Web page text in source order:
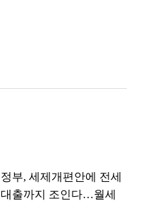
정부, 세제개편안에 전세
대출까지 조인다…월세